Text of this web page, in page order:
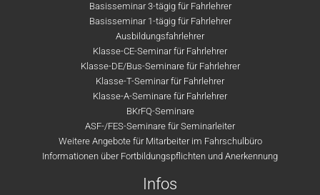
Basisseminar 3-tägig für Fahrlehrer
Basisseminar 1-tägig für Fahrlehrer
Ausbildungsfahrlehrer
Klasse-CE-Seminar für Fahrlehrer
Klasse-DE/Bus-Seminare für Fahrlehrer
Klasse-T-Seminar für Fahrlehrer
Klasse-A-Seminare für Fahrlehrer
BKrFQ-Seminare
ASF-/FES-Seminare für Seminarleiter
Weitere Angebote für Mitarbeiter im Fahrschulbüro
Informationen über Fortbildungspflichten und Anerkennung
Infos